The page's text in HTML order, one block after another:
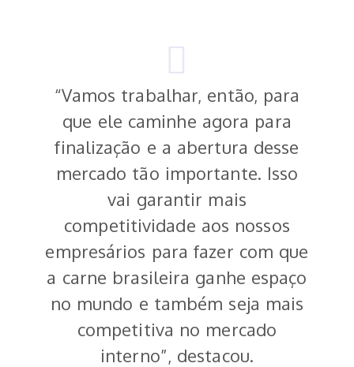
“Vamos trabalhar, então, para
que ele caminhe agora para
finalização e a abertura desse
mercado tão importante. Isso
vai garantir mais
competitividade aos nossos
empresários para fazer com que
a carne brasileira ganhe espaço
no mundo e também seja mais
competitiva no mercado
interno”, destacou.